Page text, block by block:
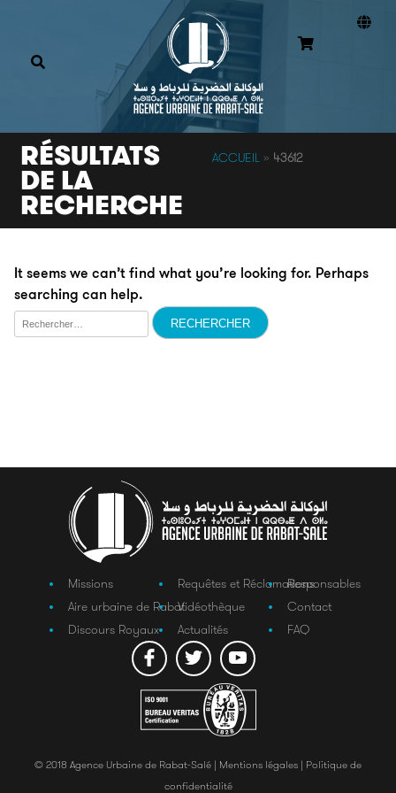
RÉSULTATS
DE LA
RECHERCHE
ACCUEIL » 43612
It seems we can’t find what you’re looking for. Perhaps
searching can help.
Rechercher :
Missions
Aire urbaine de Rabat
Discours Royaux
Requêtes et Réclamations
Vidéothèque
Actualités
Responsables
Contact
FAQ
© 2018 Agence Urbaine de Rabat-Salé | Mentions légales | Politique de
confidentialité